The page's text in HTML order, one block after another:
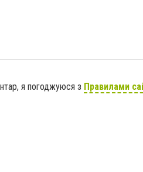
я погоджуюся з Правилами